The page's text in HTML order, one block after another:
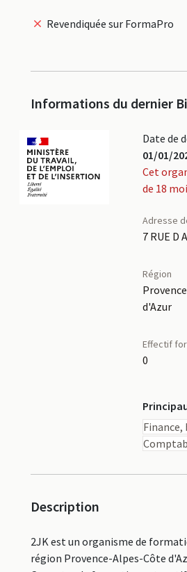
Revendiquée sur FormaPro
Informations du dernier
Date de
01/01/
Cet
de 18
Adresse
7 RUE D
Région
d'Azur
Effectif
0
Finance,
Description
2JK est un organisme de
région Provence-Alpes-Côte